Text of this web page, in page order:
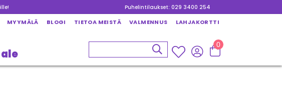
Puhelintilaukset: 029 3400 254
MYYMÄLÄ BLOGI TIETOA MEISTÄ VALMENNUS LAHJAKORTTI
ale
0